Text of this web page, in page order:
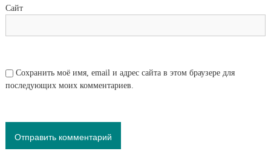
Сайт
Сохранить моё имя, email и адрес сайта в этом браузере для
последующих моих комментариев.